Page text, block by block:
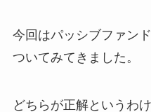
今回はパッシブファン
ついてみてきました。
どちらが正解というわ